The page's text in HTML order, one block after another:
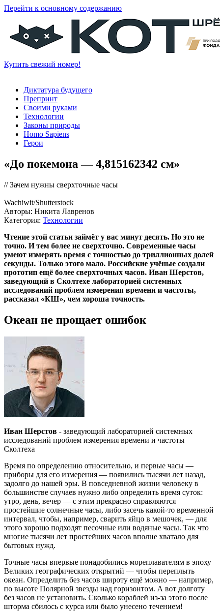
Перейти к основному содержанию
Купить свежий номер!
Диктатура будущего
Препринт
Своими руками
Технологии
Законы природы
Homo Sapiens
Герои
«До покемона — 4,815162342 см»
// Зачем нужны сверхточные часы
Wachiwit/Shutterstoсk
Авторы: Никита Лавренов
Категория: Технологии
Чтение этой статьи займёт у вас минут десять. Но это не
точно. И тем более не сверхточно. Современные часы
умеют измерять время с точностью до триллионных долей
секунды. Только этого мало. Российские учёные создали
прототип ещё более сверхточных часов. Иван Шерстов,
заведующий в Сколтехе лабораторией системных
исследований проблем измерения времени и частоты,
рассказал «КШ», чем хороша точность.
Океан не прощает ошибок
Иван Шерстов - заведующий лабораторией системных
исследований проблем измерения времени и частоты
Сколтеха
Время по определению относительно, и первые часы —
приборы для его измерения — появились тысячи лет назад,
задолго до нашей эры. В повседневной жизни человеку в
большинстве случаев нужно либо определить время суток:
утро, день, вечер — с этим прекрасно справляются
простейшие солнечные часы, либо засечь какой-то временной
интервал, чтобы, например, сварить яйцо в мешочек, — для
этого хорошо подходят песочные или водяные часы. Так что
многие тысячи лет простейших часов вполне хватало для
бытовых нужд.
Точные часы впервые понадобились мореплавателям в эпоху
Великих географических открытий — чтобы переплыть
океан. Определить без часов широту ещё можно — например,
по высоте Полярной звезды над горизонтом. А вот долготу
без часов не установить. Сколько кораблей из-за этого после
шторма сбилось с курса или было унесено течением!